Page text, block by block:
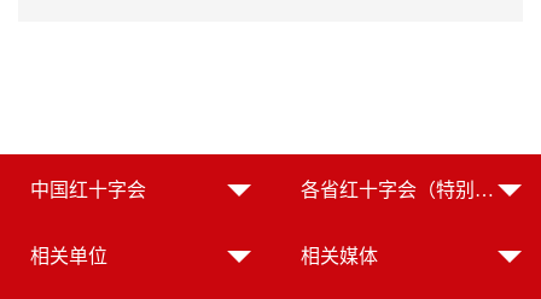
中国红十字会 各省红十字会（特别行政区红十字会）
相关单位 相关媒体